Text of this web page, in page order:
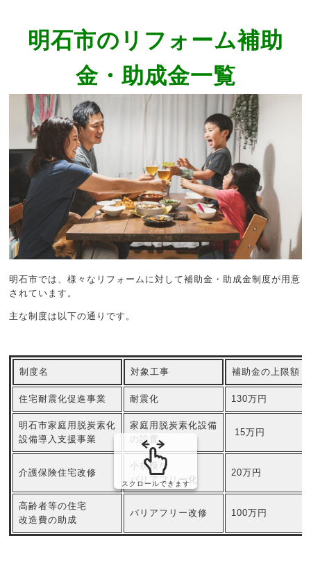
明石市のリフォーム補助
金・助成金一覧
明石市では、様々なリフォームに対して補助金・助成金制度が用意
されています。
主な制度は以下の通りです。
制度名 対象工事 補助金の上限額
住宅耐震化促進事業 耐震化 130万円
明石市家庭用脱炭素化
設備導入支援事業
家庭用脱炭素化設備
の設置
15万円
介護保険住宅改修
小規模な
バリアフリー化
20万円
高齢者等の住宅
改造費の助成
バリアフリー改修 100万円
スクロールできます